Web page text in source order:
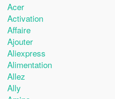
Acer
Activation
Affaire
Ajouter
Aliexpress
Alimentation
Allez
Ally